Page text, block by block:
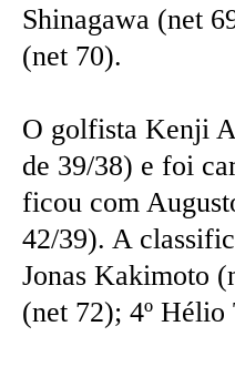
Shinagawa (net
(net 70).
O golfista Kenji
de 39/38) e foi
ficou com
42/39). A
Jonas Kakimoto
(net 72); 4º Hélio